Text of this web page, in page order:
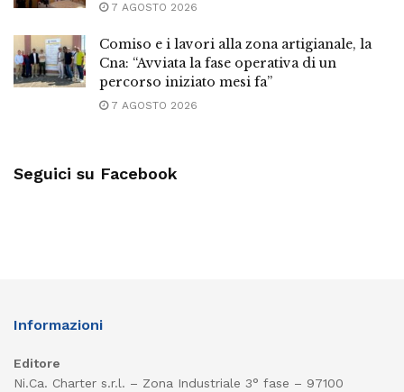
7 AGOSTO 2026
Comiso e i lavori alla zona artigianale, la
Cna: “Avviata la fase operativa di un
percorso iniziato mesi fa”
7 AGOSTO 2026
Seguici su Facebook
Informazioni
Editore
Ni.Ca. Charter s.r.l. – Zona Industriale 3° fase – 97100